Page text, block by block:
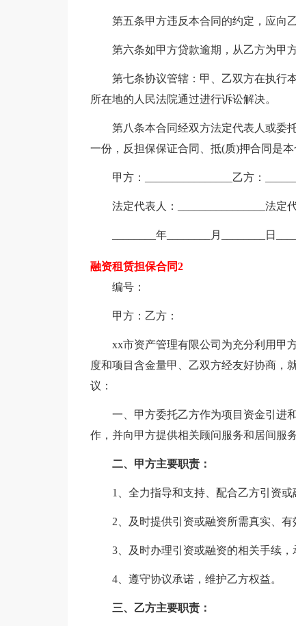
第五条甲方违反本合同的约定，应向乙
第六条如甲方贷款逾期，从乙方为甲方
第七条协议管辖：甲、乙双方在执行本
所在地的人民法院通过进行诉讼解决。
第八条本合同经双方法定代表人或委托
一份，反担保保证合同、抵(质)押合同是
甲方：________________乙方：
法定代表人：________________法定代
________年________月________日
融资租赁担保合同2
编号：
甲方：乙方：
xx市资产管理有限公司为充分利用甲方
度和项目含金量甲、乙双方经友好协商，
议：
一、甲方委托乙方作为项目资金引进和
作，并向甲方提供相关顾问服务和居间服
二、甲方主要职责：
1、全力指导和支持、配合乙方引资或
2、及时提供引资或融资所需真实、有
3、及时办理引资或融资的相关手续，
4、遵守协议承诺，维护乙方权益。
三、乙方主要职责：